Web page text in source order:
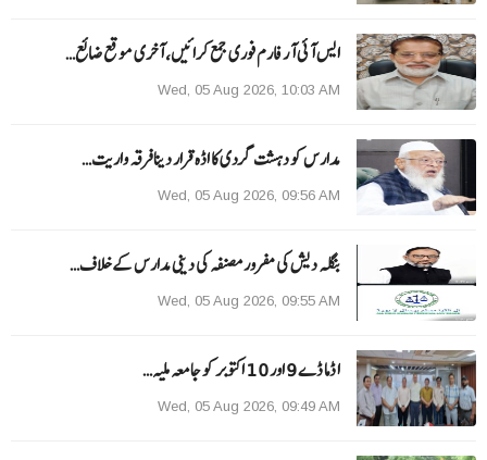
ایس آئی آر فارم فوری جمع کرائیں، آخری موقع ضائع…
Wed, 05 Aug 2026, 10:03 AM
مدارس کو دہشت گردی کا اڈہ قرار دینا فرقہ واریت…
Wed, 05 Aug 2026, 09:56 AM
بنگلہ دیش کی مفرور مصنفہ کی دینی مدارس کے خلاف…
Wed, 05 Aug 2026, 09:55 AM
ا ڈما ڈے 9 اور 10 اکتوبر کو جامعہ ملیہ…
Wed, 05 Aug 2026, 09:49 AM